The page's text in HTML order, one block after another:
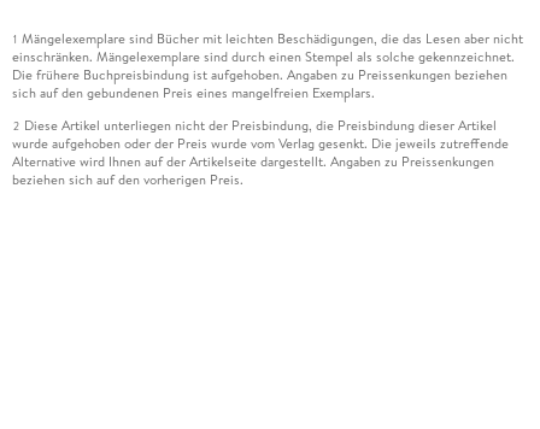
1 Mängelexemplare sind Bücher mit leichten Beschädigungen, die das Lesen aber nicht
einschränken. Mängelexemplare sind durch einen Stempel als solche gekennzeichnet.
Die frühere Buchpreisbindung ist aufgehoben. Angaben zu Preissenkungen beziehen
sich auf den gebundenen Preis eines mangelfreien Exemplars.
2 Diese Artikel unterliegen nicht der Preisbindung, die Preisbindung dieser Artikel
wurde aufgehoben oder der Preis wurde vom Verlag gesenkt. Die jeweils zutreffende
Alternative wird Ihnen auf der Artikelseite dargestellt. Angaben zu Preissenkungen
beziehen sich auf den vorherigen Preis.